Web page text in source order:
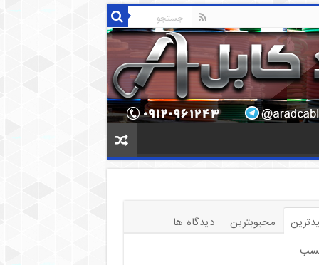
محبوبترین
دیدگاه ها